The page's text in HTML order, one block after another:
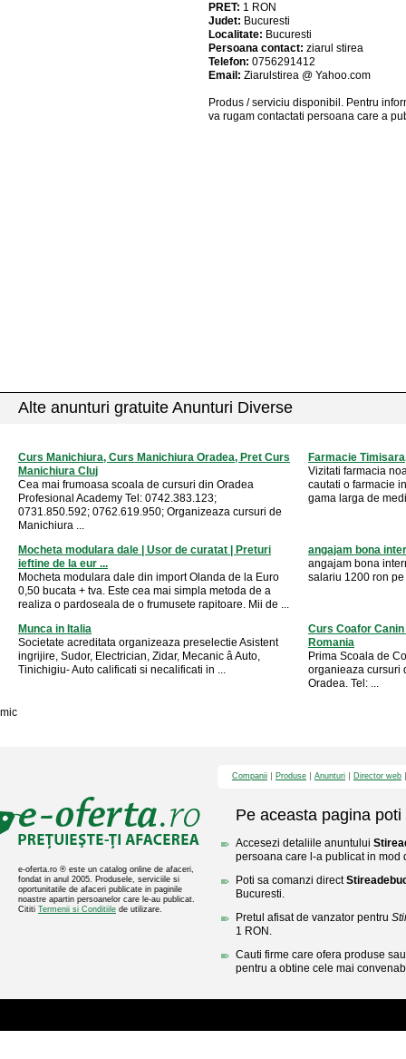
PRET: 1 RON
Judet: Bucuresti
Localitate: Bucuresti
Persoana contact: ziarul stirea
Telefon: 0756291412
Email: Ziarulstirea @ Yahoo.com
Produs / serviciu disponibil . Pentru
va rugam contactati persoana care a
Alte anunturi gratuite Anunturi Diverse
Curs Manichiura, Curs Manichiura Oradea, Pret Curs
Manichiura Cluj
Cea mai frumoasa scoala de cursuri din Oradea
Profesional Academy Tel: 0742.383.123;
0731.850.592; 0762.619.950; Organizeaza cursuri de
Manichiura ...
Farmacie
Vizitati farmacia
cautati o farmacie
gama larga de
Mocheta modulara dale | Usor de curatat | Preturi
ieftine de la eur ...
Mocheta modulara dale din import Olanda de la Euro
0,50 bucata + tva. Este cea mai simpla metoda de a
realiza o pardoseala de o frumusete rapitoare. Mii de ...
angajam bona
angajam bona
salariu 1200 ron
Munca in Italia
Societate acreditata organizeaza preselectie Asistent
ingrijire, Sudor, Electrician, Zidar, Mecanic â Auto,
Tinichigiu- Auto calificati si necalificati in ...
Curs Coafor
Romania
Prima Scoala de
organieaza cursuri
Oradea. Tel: ...
mic
e-oferta.ro ® este un catalog online de afaceri,
fondat in anul 2005. Produsele, serviciile si
oportunitatile de afaceri publicate in paginile
noastre apartin persoanelor care le-au publicat.
Cititi Termenii si Conditiile de utilizare.
Companii Produse Anunturi Director web
Pe aceasta pagina poti
Accesezi detaliile anuntului
persoana care l-a publicat in mod
Poti sa comanzi direct
Bucuresti.
Pretul afisat de vanzator pentru
1 RON.
Cauti firme care ofera produse
pentru a obtine cele mai